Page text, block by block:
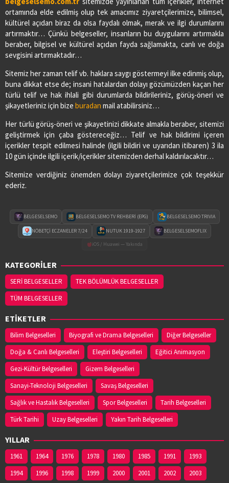
ortamında elde edilmiş olup tek amacımız ziyaretçilerimize, bilimsel,
kültürel açıdan biraz da olsa faydalı olmak, merak ve ilgi durumlarını
artırmaktır… Çünkü belgeseller, insanların bu duygularını artırmakla
beraber, bilgisel ve kültürel açıdan fayda sağlamakta, canlı ve doğa
sevgisini artırmaktadır…
Sitemiz her zaman telif vb. haklara saygı göstermeyi ilke edinmiş olup,
buna dikkat etse de; insani hatalardan dolayı gözümüzden kaçan her
türlü telif ve hak ihlali gibi durumlarda bildirileriniz, görüş-öneri ve
şikayetleriniz için bize buradan mail atabilirsiniz…
Her türlü görüş-öneri ve şikayetinizi dikkate almakla beraber, sitemizi
geliştirmek için çaba göstereceğiz… Telif ve hak bildirimi içeren
içerikler tespit edilmesi halinde (ilgili bildiri ve uyarıdan itibaren) 3 ila
10 gün içinde ilgili içerik/içerikler sitemizden derhal kaldırılacaktır…
Sitemize verdiğiniz önemden dolayı ziyaretçilerimize çok teşekkür
ederiz.
BELGESELSEMO BELGESELSEMO TV REHBERİ (EPG) BELGESELSEMO TRIVIA
NÖBETÇİ ECZANELER 7/24 NUTUK 1919-1927
BELGESELSEMOFLIX
iOS / Huawei — Yakında
KATEGORİLER
SERİ BELGESELLER
TEK BÖLÜMLÜK BELGESELLER
TÜM BELGESELLER
ETİKETLER
Bilim Belgeselleri Biyografi ve Drama Belgeselleri
Diğer Belgeseller
Doğa & Canlı Belgeselleri
Eleştiri Belgeselleri
Eğitici Animasyon
Gezi-Kültür Belgeselleri
Gizem Belgeselleri
Sanayi-Teknoloji Belgeselleri
Savaş Belgeselleri
Sağlık ve Hastalık Belgeselleri
Spor Belgeselleri
Tarih Belgeselleri
Türk Tarihi
Uzay Belgeselleri Yakın Tarih Belgeselleri
YILLAR
1961 1964 1976 1978 1980 1985 1991
1993
1994
1996 1998 1999 2000 2001 2002 2003